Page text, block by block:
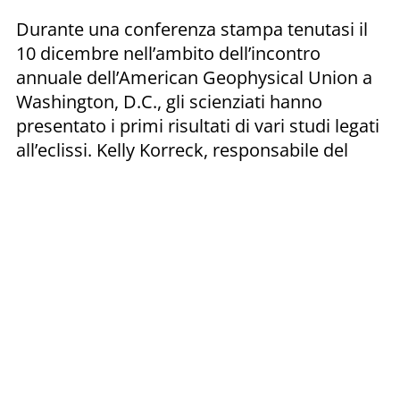
Durante una conferenza stampa tenutasi il
10 dicembre nell’ambito dell’incontro
annuale dell’American Geophysical Union a
Washington, D.C., gli scienziati hanno
presentato i primi risultati di vari studi legati
all’eclissi. Kelly Korreck, responsabile del